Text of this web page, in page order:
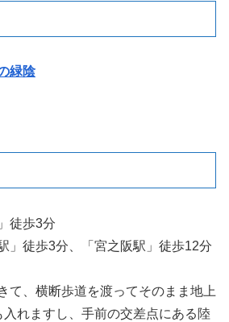
緑陰
徒歩3分
」徒歩3分、「宮之阪駅」徒歩12分
て、横断歩道を渡ってそのまま地上
れますし、手前の交差点にある陸